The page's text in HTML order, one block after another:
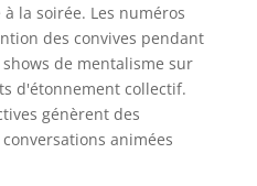
la soirée. Les numéros
des convives pendant
de mentalisme sur
d'étonnement collectif.
génèrent des
animées